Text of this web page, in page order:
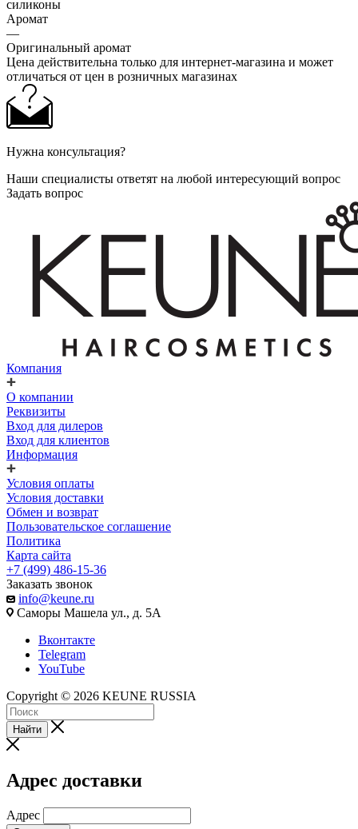
силиконы
Аромат
—
Оригинальный аромат
Цена действительна только для интернет-магазина и может
отличаться от цен в розничных магазинах
Нужна консультация?
Наши специалисты ответят на любой интересующий вопрос
Задать вопрос
Компания
О компании
Реквизиты
Вход для дилеров
Вход для клиентов
Информация
Условия оплаты
Условия доставки
Обмен и возврат
Пользовательское соглашение
Политика
Карта сайта
+7 (499) 486-15-36
Заказать звонок
info@keune.ru
Саморы Машела ул., д. 5А
Вконтакте
Telegram
YouTube
Copyright © 2026 KEUNE RUSSIA
Найти
Адрес доставки
Адрес